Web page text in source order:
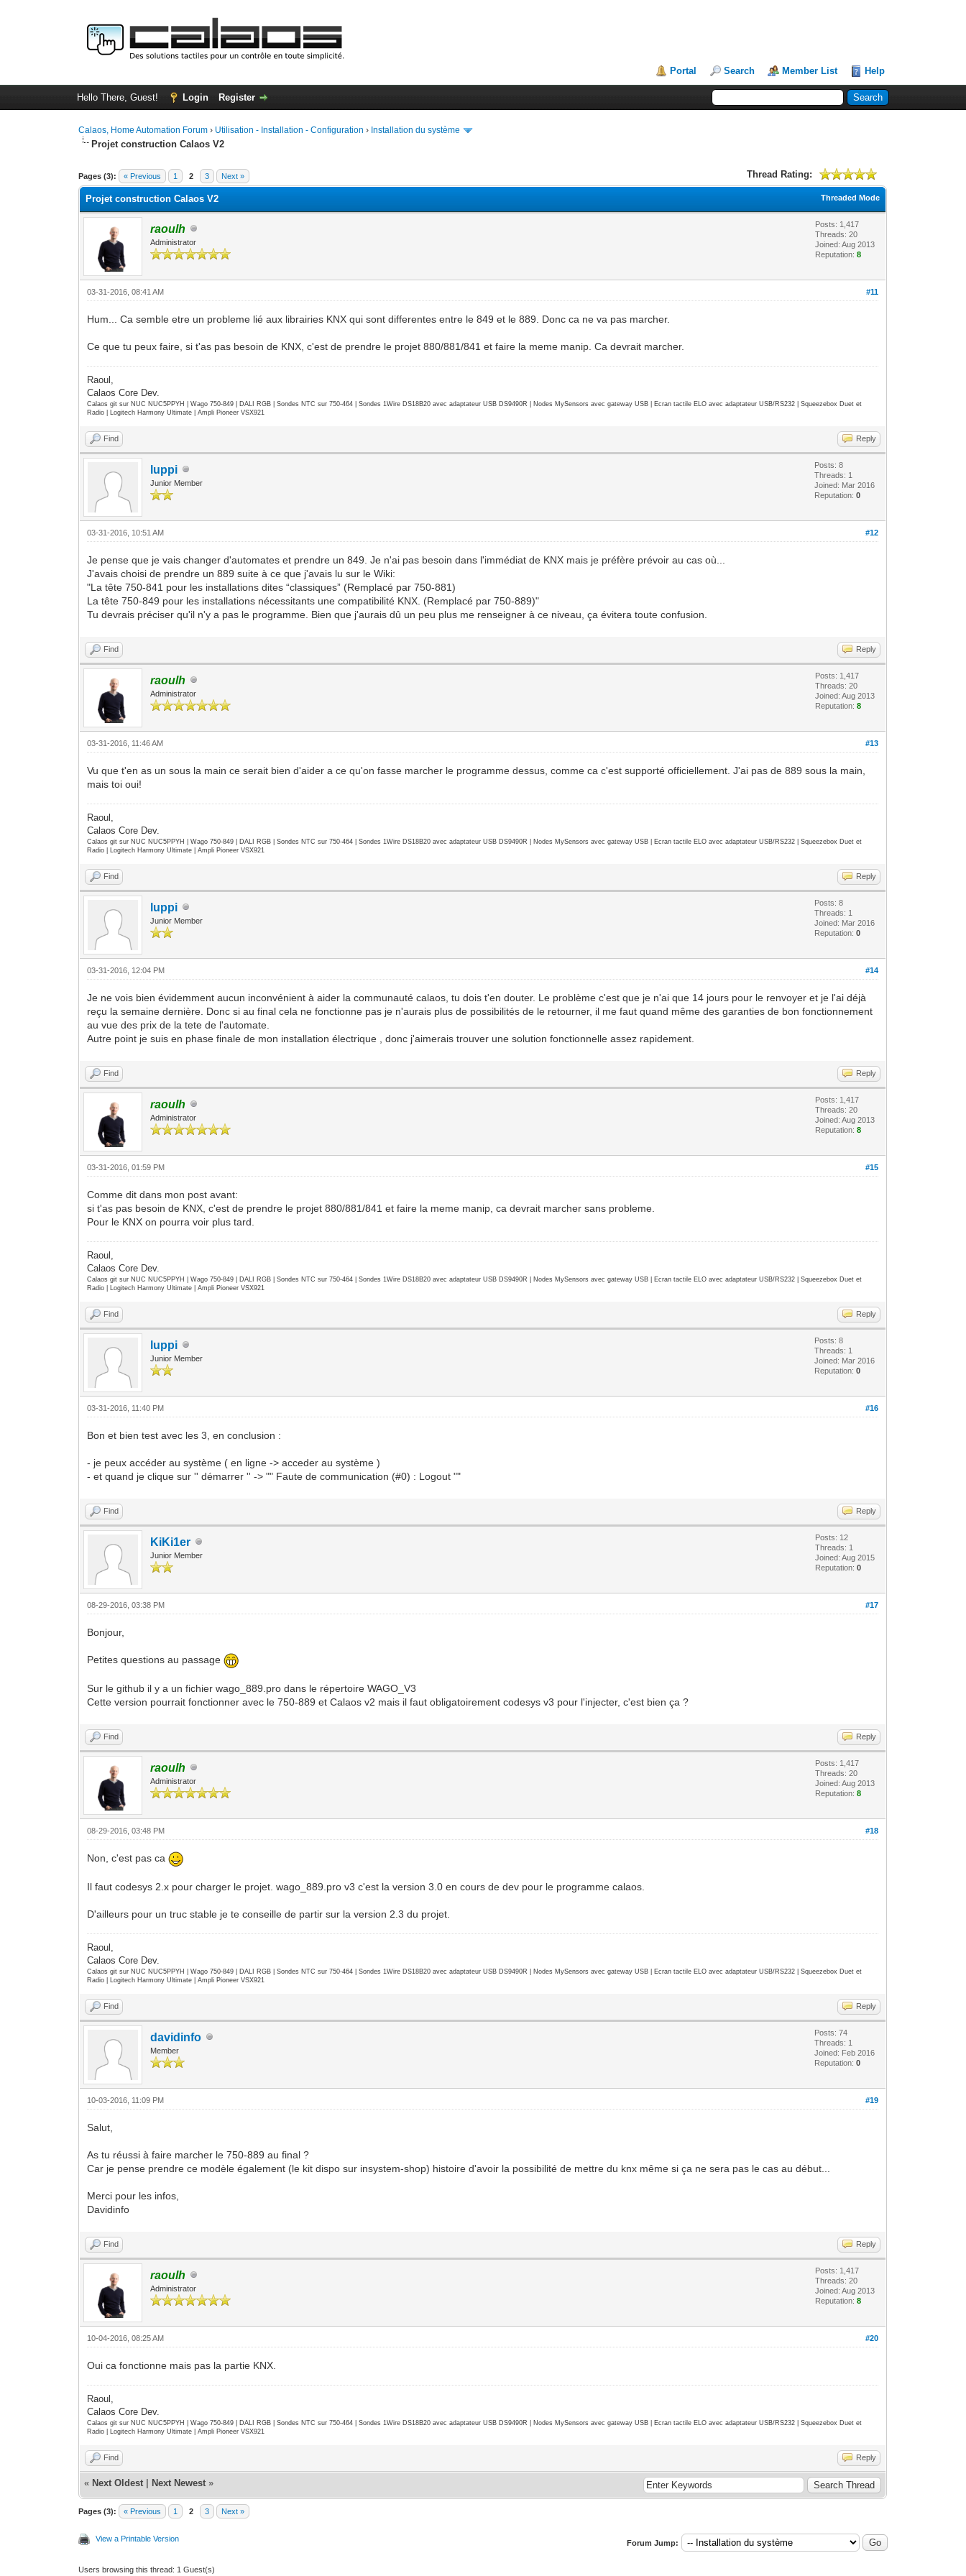
Portal Search Member List Help
Hello There, Guest! Login Register
Calaos, Home Automation Forum › Utilisation - Installation - Configuration › Installation du système
Projet construction Calaos V2
Pages (3): « Previous 1 2 3 Next » Thread Rating:
1 Vote(s) - 5 Average
1
2
3
4
5
Threaded Mode
Projet construction Calaos V2
raoulh
Administrator
Posts: 1,417
Threads: 20
Joined: Aug 2013
Reputation:8
#11
03-31-2016, 08:41 AM
Hum... Ca semble etre un probleme lié aux librairies KNX qui sont differentes entre le 849 et le 889. Donc ca ne va pas marcher.
Ce que tu peux faire, si t'as pas besoin de KNX, c'est de prendre le projet 880/881/841 et faire la meme manip. Ca devrait marcher.
Raoul,
Calaos Core Dev.
Calaos git sur NUC NUC5PPYH | Wago 750-849 | DALI RGB | Sondes NTC sur 750-464 | Sondes 1Wire DS18B20 avec adaptateur USB DS9490R | Nodes MySensors avec gateway USB | Ecran tactile ELO avec adaptateur USB/RS232 | Squeezebox Duet et
Radio | Logitech Harmony Ultimate | Ampli Pioneer VSX921
Find Reply
luppi
Junior Member
Posts: 8
Threads: 1
Joined: Mar 2016
Reputation:0
#12
03-31-2016, 10:51 AM
Je pense que je vais changer d'automates et prendre un 849. Je n'ai pas besoin dans l'immédiat de KNX mais je préfère prévoir au cas où...
J'avais choisi de prendre un 889 suite à ce que j'avais lu sur le Wiki:
"La tête 750-841 pour les installations dites “classiques” (Remplacé par 750-881)
La tête 750-849 pour les installations nécessitants une compatibilité KNX. (Remplacé par 750-889)"
Tu devrais préciser qu'il n'y a pas le programme. Bien que j'aurais dû un peu plus me renseigner à ce niveau, ça évitera toute confusion.
Find Reply
raoulh
Administrator
Posts: 1,417
Threads: 20
Joined: Aug 2013
Reputation:8
#13
03-31-2016, 11:46 AM
Vu que t'en as un sous la main ce serait bien d'aider a ce qu'on fasse marcher le programme dessus, comme ca c'est supporté officiellement. J'ai pas de 889 sous la main,
mais toi oui!
Raoul,
Calaos Core Dev.
Calaos git sur NUC NUC5PPYH | Wago 750-849 | DALI RGB | Sondes NTC sur 750-464 | Sondes 1Wire DS18B20 avec adaptateur USB DS9490R | Nodes MySensors avec gateway USB | Ecran tactile ELO avec adaptateur USB/RS232 | Squeezebox Duet et
Radio | Logitech Harmony Ultimate | Ampli Pioneer VSX921
Find Reply
luppi
Junior Member
Posts: 8
Threads: 1
Joined: Mar 2016
Reputation:0
#14
03-31-2016, 12:04 PM
Je ne vois bien évidemment aucun inconvénient à aider la communauté calaos, tu dois t'en douter. Le problème c'est que je n'ai que 14 jours pour le renvoyer et je l'ai déjà
reçu la semaine dernière. Donc si au final cela ne fonctionne pas je n'aurais plus de possibilités de le retourner, il me faut quand même des garanties de bon fonctionnement
au vue des prix de la tete de l'automate.
Autre point je suis en phase finale de mon installation électrique , donc j'aimerais trouver une solution fonctionnelle assez rapidement.
Find Reply
raoulh
Administrator
Posts: 1,417
Threads: 20
Joined: Aug 2013
Reputation:8
#15
03-31-2016, 01:59 PM
Comme dit dans mon post avant:
si t'as pas besoin de KNX, c'est de prendre le projet 880/881/841 et faire la meme manip, ca devrait marcher sans probleme.
Pour le KNX on pourra voir plus tard.
Raoul,
Calaos Core Dev.
Calaos git sur NUC NUC5PPYH | Wago 750-849 | DALI RGB | Sondes NTC sur 750-464 | Sondes 1Wire DS18B20 avec adaptateur USB DS9490R | Nodes MySensors avec gateway USB | Ecran tactile ELO avec adaptateur USB/RS232 | Squeezebox Duet et
Radio | Logitech Harmony Ultimate | Ampli Pioneer VSX921
Find Reply
luppi
Junior Member
Posts: 8
Threads: 1
Joined: Mar 2016
Reputation:0
#16
03-31-2016, 11:40 PM
Bon et bien test avec les 3, en conclusion :
- je peux accéder au système ( en ligne -> acceder au système )
- et quand je clique sur '' démarrer '' -> "" Faute de communication (#0) : Logout ""
Find Reply
KiKi1er
Junior Member
Posts: 12
Threads: 1
Joined: Aug 2015
Reputation:0
#17
08-29-2016, 03:38 PM
Bonjour,
Petites questions au passage
Sur le github il y a un fichier wago_889.pro dans le répertoire WAGO_V3
Cette version pourrait fonctionner avec le 750-889 et Calaos v2 mais il faut obligatoirement codesys v3 pour l'injecter, c'est bien ça ?
Find Reply
raoulh
Administrator
Posts: 1,417
Threads: 20
Joined: Aug 2013
Reputation:8
#18
08-29-2016, 03:48 PM
Non, c'est pas ca
Il faut codesys 2.x pour charger le projet. wago_889.pro v3 c'est la version 3.0 en cours de dev pour le programme calaos.
D'ailleurs pour un truc stable je te conseille de partir sur la version 2.3 du projet.
Raoul,
Calaos Core Dev.
Calaos git sur NUC NUC5PPYH | Wago 750-849 | DALI RGB | Sondes NTC sur 750-464 | Sondes 1Wire DS18B20 avec adaptateur USB DS9490R | Nodes MySensors avec gateway USB | Ecran tactile ELO avec adaptateur USB/RS232 | Squeezebox Duet et
Radio | Logitech Harmony Ultimate | Ampli Pioneer VSX921
Find Reply
davidinfo
Member
Posts: 74
Threads: 1
Joined: Feb 2016
Reputation:0
#19
10-03-2016, 11:09 PM
Salut,
As tu réussi à faire marcher le 750-889 au final ?
Car je pense prendre ce modèle également (le kit dispo sur insystem-shop) histoire d'avoir la possibilité de mettre du knx même si ça ne sera pas le cas au début...
Merci pour les infos,
Davidinfo
Find Reply
raoulh
Administrator
Posts: 1,417
Threads: 20
Joined: Aug 2013
Reputation:8
#20
10-04-2016, 08:25 AM
Oui ca fonctionne mais pas la partie KNX.
Raoul,
Calaos Core Dev.
Calaos git sur NUC NUC5PPYH | Wago 750-849 | DALI RGB | Sondes NTC sur 750-464 | Sondes 1Wire DS18B20 avec adaptateur USB DS9490R | Nodes MySensors avec gateway USB | Ecran tactile ELO avec adaptateur USB/RS232 | Squeezebox Duet et
Radio | Logitech Harmony Ultimate | Ampli Pioneer VSX921
Find Reply
« Next Oldest Next Newest »
Pages (3): « Previous 1 2 3 Next »
View a Printable Version Forum Jump:
Users browsing this thread: 1 Guest(s)